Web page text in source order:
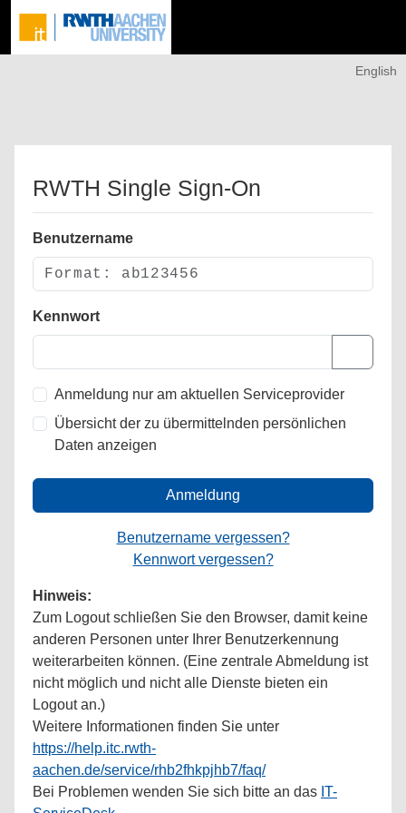
English
RWTH Single Sign-On
Benutzername
Kennwort
Anmeldung nur am aktuellen Serviceprovider
Übersicht der zu übermittelnden persönlichen
Daten anzeigen
Anmeldung
Benutzername vergessen?
Kennwort vergessen?
Hinweis:
Zum Logout schließen Sie den Browser, damit keine
anderen Personen unter Ihrer Benutzerkennung
weiterarbeiten können. (Eine zentrale Abmeldung ist
nicht möglich und nicht alle Dienste bieten ein
Logout an.)
Weitere Informationen finden Sie unter
https://help.itc.rwth-
aachen.de/service/rhb2fhkpjhb7/faq/
Bei Problemen wenden Sie sich bitte an das IT-